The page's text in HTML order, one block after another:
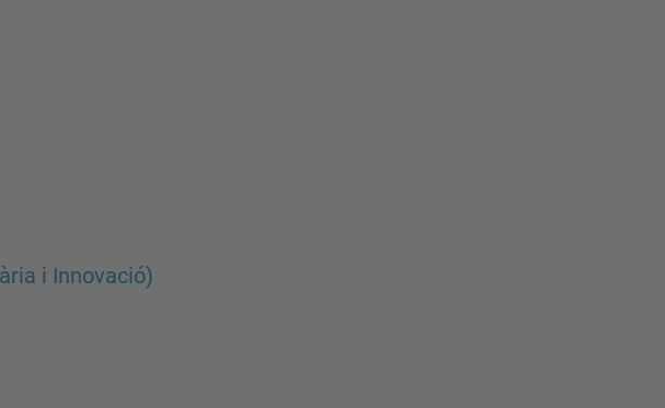
i Innovació)